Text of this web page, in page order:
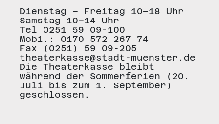
Dienstag – Freitag 10–18 Uhr
Samstag 10–14 Uhr
Tel 0251 59 09-100
Mobi.: 0170 572 267 74
Fax (0251) 59 09-205
theaterkasse@stadt-muenster.de
Die Theaterkasse bleibt
während der Sommerferien (20.
Juli bis zum 1. September)
geschlossen.